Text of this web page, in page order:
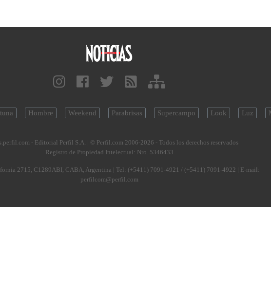
Hombre Weekend Parabrisas Supercampo Look Luz
- Editorial Perfil S.A. | © Perfil.com 2006-2026 - Todos los derechos reservados
Registro de Propiedad Intelectual: Nro. 5346433
2715, C1289ABI, CABA, Argentina | Tel: (+5411) 7091-4921 / (+5411) 7091-4922 | E-mail:
perfilcom@perfil.com